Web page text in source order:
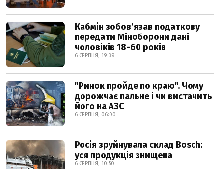
Кабмін зобовʼязав податкову
передати Міноборони дані
чоловіків 18-60 років
6 СЕРПНЯ, 19:39
"Ринок пройде по краю". Чому
дорожчає пальне і чи вистачить
його на АЗС
6 СЕРПНЯ, 06:00
Росія зруйнувала склад Bosch:
уся продукція знищена
6 СЕРПНЯ, 10:50